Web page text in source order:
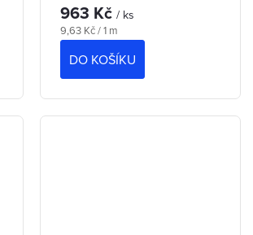
963 Kč/ ks
Měrná
9,63 Kč / 1 m
DO KOŠÍKU